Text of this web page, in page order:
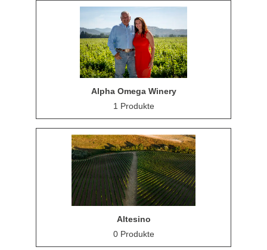
Alpha Omega Winery
1 Produkte
Altesino
0 Produkte